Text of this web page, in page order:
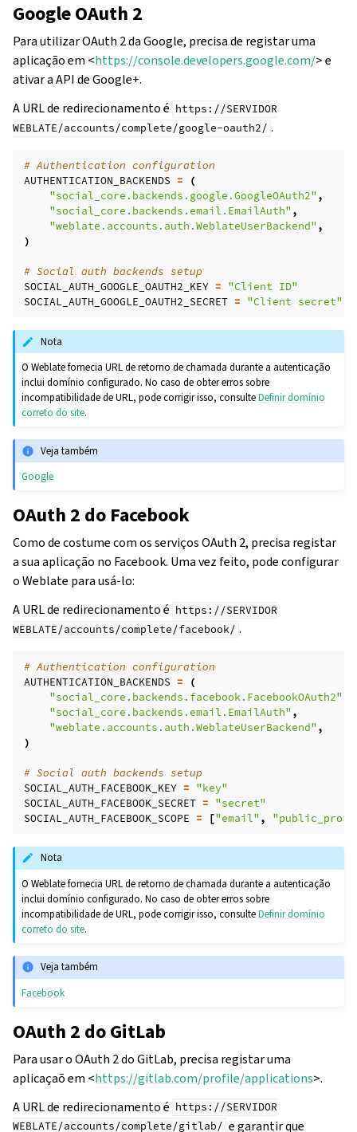
Google OAuth 2
Para utilizar OAuth 2 da Google, precisa de registar uma
aplicação em <https://console.developers.google.com/> e
ativar a API de Google+.
A URL de redirecionamento é https://SERVIDOR
WEBLATE/accounts/complete/google-oauth2/ .
# Authentication configuration
AUTHENTICATION_BACKENDS =
(
"social_core.backends.google.GoogleOAuth2",
"social_core.backends.email.EmailAuth",
"weblate.accounts.auth.WeblateUserBackend",
)
# Social auth backends setup
SOCIAL_AUTH_GOOGLE_OAUTH2_KEY = "Client ID"
SOCIAL_AUTH_GOOGLE_OAUTH2_SECRET = "Client secret"
Nota
O Weblate fornecia URL de retorno de chamada durante a autenticação
inclui domínio configurado. No caso de obter erros sobre
incompatibilidade de URL, pode corrigir isso, consulteDefinir domínio
correto do site.
Veja também
Google
OAuth 2 do Facebook
Como de costume com os serviços OAuth 2, precisa registar
a sua aplicação no Facebook. Uma vez feito, pode configurar
o Weblate para usá-lo:
A URL de redirecionamento é https://SERVIDOR
WEBLATE/accounts/complete/facebook/ .
# Authentication configuration
AUTHENTICATION_BACKENDS =
(
"social_core.backends.facebook.FacebookOAuth2"
"social_core.backends.email.EmailAuth",
"weblate.accounts.auth.WeblateUserBackend",
)
# Social auth backends setup
SOCIAL_AUTH_FACEBOOK_KEY = "key"
SOCIAL_AUTH_FACEBOOK_SECRET = "secret"
SOCIAL_AUTH_FACEBOOK_SCOPE = ["email",
Nota
O Weblate fornecia URL de retorno de chamada durante a autenticação
inclui domínio configurado. No caso de obter erros sobre
incompatibilidade de URL, pode corrigir isso, consulteDefinir domínio
correto do site.
Veja também
Facebook
OAuth 2 do GitLab
Para usar o OAuth 2 do GitLab, precisa registar uma
aplicaçaõ em <https://gitlab.com/profile/applications>.
A URL de redirecionamento é https://SERVIDOR
WEBLATE/accounts/complete/gitlab/ e garantir que